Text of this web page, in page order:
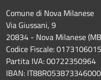
Comune di Nova Milanese
Via Giussani, 9
20834 - Nova Milanese
Codice Fiscale:
Partita IVA: 00722350964
IBAN: